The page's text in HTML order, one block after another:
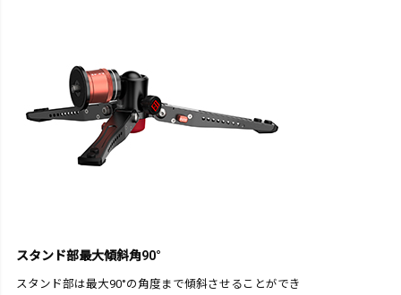
スタンド部最大傾斜角90°
スタンド部は最大90°の角度まで傾斜させることができ